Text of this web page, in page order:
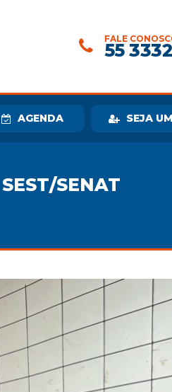
FALE
55
AGENDA SEJA
SENAT